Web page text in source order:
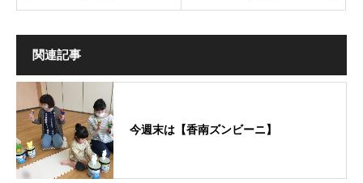
関連記事
今週末は【香南ズンビーニ】